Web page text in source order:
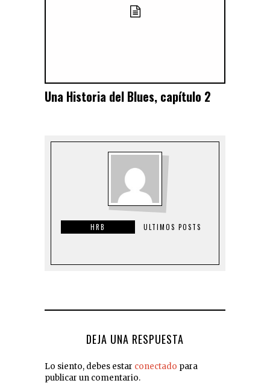
Una Historia del Blues, capítulo 2
HRB ULTIMOS POSTS
DEJA UNA RESPUESTA
Lo siento, debes estar conectado para
publicar un comentario.